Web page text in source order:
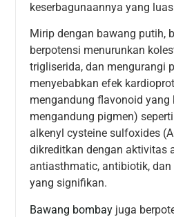
keserbagunaannya yang
Mirip dengan bawang putih,
berpotensi menurunkan
trigliserida, dan mengurangi
menyebabkan efek
mengandung flavonoid yang
mengandung pigmen)
alkenyl cysteine sulfoxides
dikreditkan dengan aktivitas
antiasthmatic, antibiotik,
yang signifikan.
Bawang bombay juga